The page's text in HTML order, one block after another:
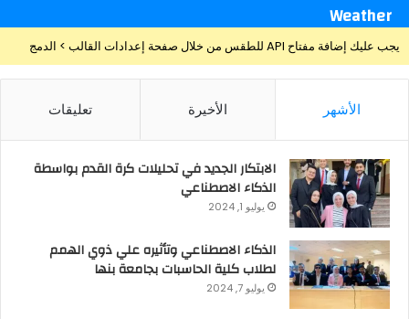
Weather
يجب عليك إضافة مفتاح API للطقس من خلال صفحة إعدادات القالب > الدمج
الأشهر الأخيرة تعليقات
الابتكار الجديد في تحليلات كرة القدم بواسطة
الذكاء الاصطناعي
يوليو 1, 2024
الذكاء الاصطناعي وتأثيره علي ذوي الهمم
لطلاب كلية الحاسبات بجامعة بنها
يوليو 7, 2024